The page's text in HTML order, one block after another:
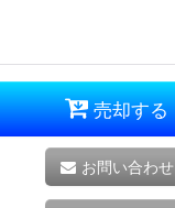
売却する
お問い合わせ